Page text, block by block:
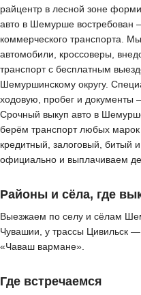
райцентр в лесной зоне
авто в Шемурше востребован
коммерческого транспорта.
автомобили, кроссоверы,
транспорт с бесплатным
Шемуршинскому округу.
ходовую, пробег и документы
Срочный выкуп авто в
берём транспорт любых
кредитный, залоговый, битый
официально и выплачиваем
Районы и сёла, где
Выезжаем по селу и сёлам
Чувашии, у трассы Цивильск
«Чаваш вармане».
Где встречаемся